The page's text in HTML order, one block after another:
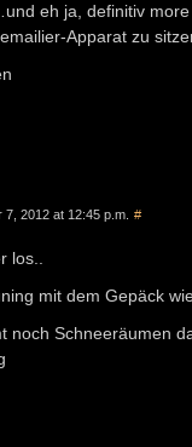
eh ja, definitiv
Apparat zu
7, 2012 at 12:45 p.m. #
los..
mit dem Gepäck
noch Schneeräumen